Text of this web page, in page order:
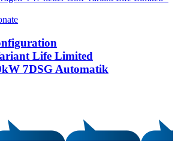
Life Limited
7DSG Automatik